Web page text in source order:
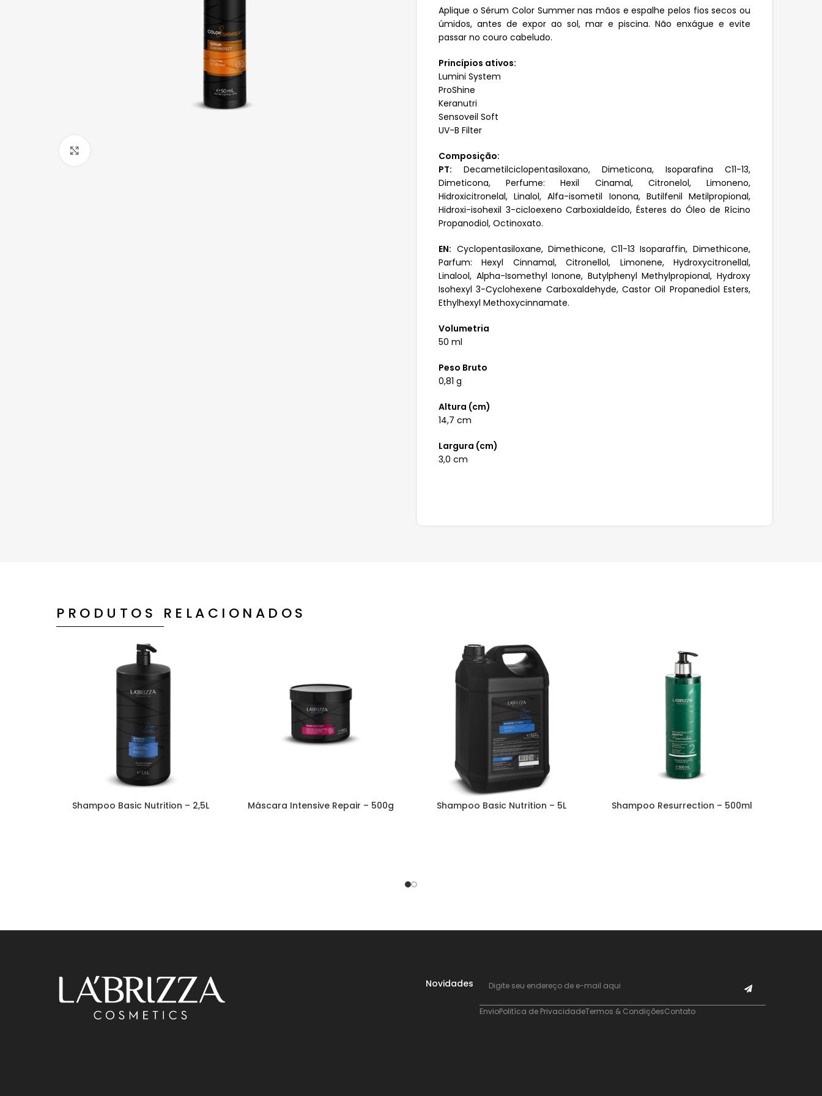
Aplique o Sérum Color Summer nas mãos e espalhe pelos fios secos ou
úmidos, antes de expor ao sol, mar e piscina. Não enxágue e evite
passar no couro cabeludo.
Princípios ativos:
Lumini System
ProShine
Keranutri
Sensoveil Soft
UV-B Filter
Composição:
PT: Decametilciclopentasiloxano, Dimeticona, Isoparafina C11-13,
Dimeticona, Perfume: Hexil Cinamal, Citronelol, Limoneno,
Hidroxicitronelal, Linalol, Alfa-isometil Ionona, Butilfenil Metilpropional,
Hidroxi-isohexil 3-cicloexeno Carboxialdeído, Ésteres do Óleo de Rícino
Propanodiol, Octinoxato.
EN: Cyclopentasiloxane, Dimethicone, C11-13 Isoparaffin, Dimethicone,
Parfum: Hexyl Cinnamal, Citronellol, Limonene, Hydroxycitronellal,
Linalool, Alpha-Isomethyl Ionone, Butylphenyl Methylpropional, Hydroxy
Isohexyl 3-Cyclohexene Carboxaldehyde, Castor Oil Propanediol Esters,
Ethylhexyl Methoxycinnamate.
Volumetria
50 ml
Peso Bruto
0,81 g
Altura (cm)
14,7 cm
Largura (cm)
3,0 cm
PRODUTOS RELACIONADOS
Shampoo Basic Nutrition – 2,5L Máscara Intensive Repair – 500g Shampoo Basic Nutrition – 5L Shampoo Resurrection – 500ml
Novidades
EnvioPolitíca de PrivacidadeTermos & CondiçõesContato